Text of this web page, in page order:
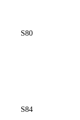
S80
S84